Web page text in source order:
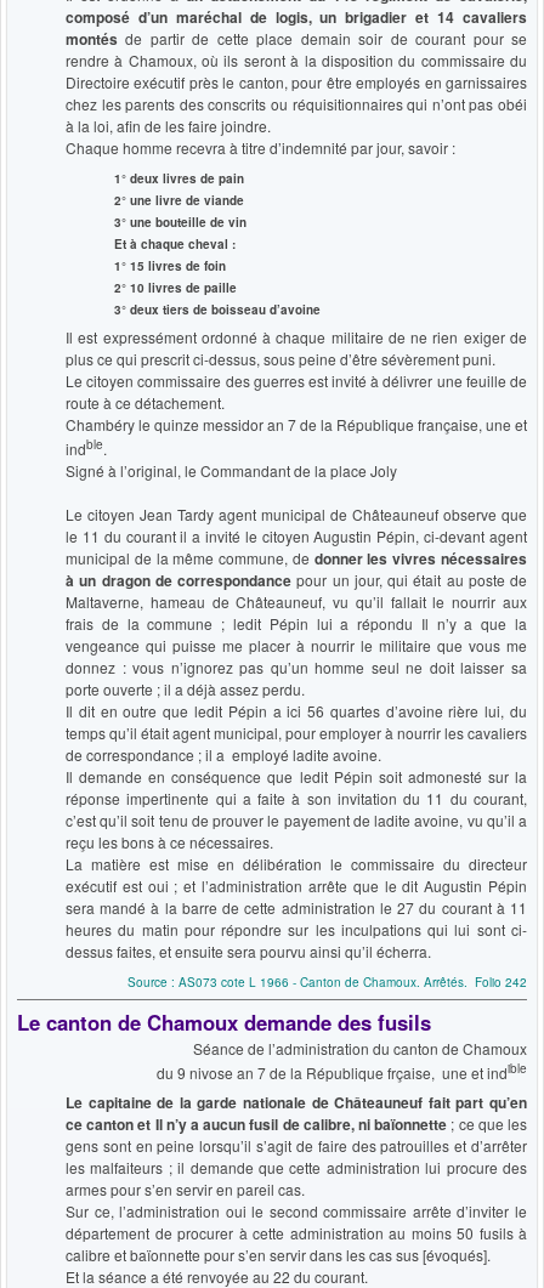
composé d’un maréchal de logis, un brigadier et 14 cavaliers
montésde partir de cette place demain soir de courant pour se
rendre à Chamoux, où ils seront à la disposition du commissaire du
Directoire exécutif près le canton, pour être employés en garnissaires
chez les parents des conscrits ou réquisitionnaires qui n’ont pas obéi
à la loi, afin de les faire joindre.
Chaque homme recevra à titre d’indemnité par jour, savoir :
1° deux livres de pain
2° une livre de viande
3° une bouteille de vin
Et à chaque cheval :
1° 15 livres de foin
2° 10 livres de paille
3° deux tiers de boisseau d’avoine
Il est expressément ordonné à chaque militaire de ne rien exiger de
plus ce qui prescrit ci-dessus, sous peine d’être sévèrement puni.
Le citoyen commissaire des guerres est invité à délivrer une feuille de
route à ce détachement.
Chambéry le quinze messidor an 7 de la République française, une et
indble.
Signé à l’original, le Commandant de la place Joly
Le citoyen Jean Tardy agent municipal de Châteauneuf observe que
le 11 du courant il a invité le citoyen Augustin Pépin, ci-devant agent
municipal de la même commune, de donner les vivres nécessaires
à un dragon de correspondancepour un jour, qui était au poste de
Maltaverne, hameau de Châteauneuf, vu qu’il fallait le nourrir aux
frais de la commune ; ledit Pépin lui a répondu Il n’y a que la
vengeance qui puisse me placer à nourrir le militaire que vous me
donnez : vous n’ignorez pas qu’un homme seul ne doit laisser sa
porte ouverte ; il a déjà assez perdu.
Il dit en outre que ledit Pépin a ici 56 quartes d’avoine rière lui, du
temps qu’il était agent municipal, pour employer à nourrir les cavaliers
de correspondance ; il a employé ladite avoine.
Il demande en conséquence que ledit Pépin soit admonesté sur la
réponse impertinente qui a faite à son invitation du 11 du courant,
c’est qu’il soit tenu de prouver le payement de ladite avoine, vu qu’il a
reçu les bons à ce nécessaires.
La matière est mise en délibération le commissaire du directeur
exécutif est oui ; et l’administration arrête que le dit Augustin Pépin
sera mandé à la barre de cette administration le 27 du courant à 11
heures du matin pour répondre sur les inculpations qui lui sont ci-
dessus faites, et ensuite sera pourvu ainsi qu’il écherra.
Source : AS073 cote L 1966 - Canton de Chamoux. Arrêtés. Folio 242
Le canton de Chamoux demande des fusils
Séance de l’administration du canton de Chamoux
du 9 nivose an 7 de la République frçaise, une et indible
Le capitaine de la garde nationale de Châteauneuf fait part qu’en
ce canton et Il n’y a aucun fusil de calibre, ni baïonnette ; ce que les
gens sont en peine lorsqu’il s’agit de faire des patrouilles et d’arrêter
les malfaiteurs ; il demande que cette administration lui procure des
armes pour s’en servir en pareil cas.
Sur ce, l’administration oui le second commissaire arrête d’inviter le
département de procurer à cette administration au moins 50 fusils à
calibre et baïonnette pour s’en servir dans les cas sus [évoqués].
Et la séance a été renvoyée au 22 du courant.